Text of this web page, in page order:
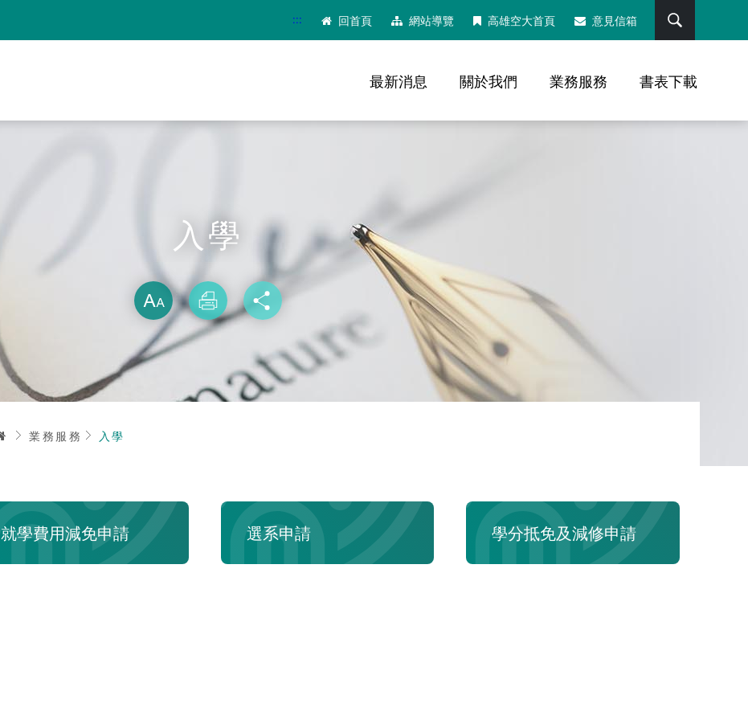
::: 回首頁 網站導覽 高雄空大首頁 意見信箱
最新消息 關於我們 業務服務 書表下載
入學
略過字型切換，社群分享工具列
放大
列印 分享
首頁業務服務 入學
就學費用減免申請 選系申請 學分抵免及減修申請